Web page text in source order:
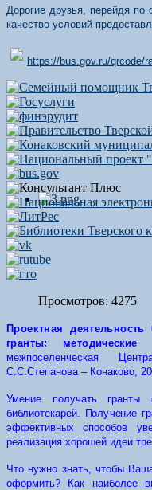
Дорогие друзья, перейдя по
качество условий
https://bus.gov.ru/qrcode/
Просмотров: 4275
Проектнаядеятельность
гранты: методические
межпоселенческая
С.С.Степанова – Конаково, 20
Умение получать гранты
библиотекарей. Получение г
эффективных способов ув
реализация хорошей идеитр
Что нужно знать, чтобы
оформить? Как наиболее